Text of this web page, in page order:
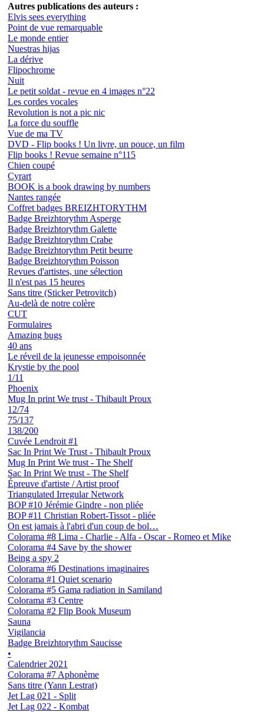
Autres publications des auteurs :
Elvis sees everything
Point de vue remarquable
Le monde entier
Nuestras hijas
La dérive
Flipochrome
Nuit
Le petit soldat - revue en 4 images n°22
Les cordes vocales
Revolution is not a pic nic
La force du souffle
Vue de ma TV
DVD - Flip books ! Un livre, un pouce, un film
Flip books ! Revue semaine n°115
Chien coupé
Cyrart
BOOK is a book drawing by numbers
Nantes rangée
Coffret badges BREIZHTORYTHM
Badge Breizhtorythm Asperge
Badge Breizhtorythm Galette
Badge Breizhtorythm Crabe
Badge Breizhtorythm Petit beurre
Badge Breizhtorythm Poisson
Revues d'artistes, une sélection
Il n'est pas 15 heures
Sans titre (Sticker Petrovitch)
Au-delà de notre colère
CUT
Formulaires
Amazing bugs
40 ans
Le réveil de la jeunesse empoisonnée
Krystie by the pool
1/11
Phoenix
Mug In print We trust - Thibault Proux
12/74
75/137
138/200
Cuvée Lendroit #1
Sac In Print We Trust - Thibault Proux
Mug In Print We trust - The Shelf
Sac In Print We trust - The Shelf
Épreuve d'artiste / Artist proof
Triangulated Irregular Network
BOP #10 Jérémie Gindre - non pliée
BOP #11 Christian Robert-Tissot - pliée
On est jamais à l'abri d'un coup de bol…
Colorama #8 Lima - Charlie - Alfa - Oscar - Romeo et Mike
Colorama #4 Save by the shower
Being a spy 2
Colorama #6 Destinations imaginaires
Colorama #1 Quiet scenario
Colorama #5 Gama radiation in Samiland
Colorama #3 Centre
Colorama #2 Flip Book Museum
Sauna
Vigilancia
Badge Breizhtorythm Saucisse
•
Calendrier 2021
Colorama #7 Aphonème
Sans titre (Yann Lestrat)
Jet Lag 021 - Split
Jet Lag 022 - Kombat